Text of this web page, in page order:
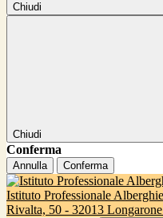
Chiudi
Chiudi
Conferma
Annulla Conferma
Istituto Professionale
Rivalta, 50 - 32013